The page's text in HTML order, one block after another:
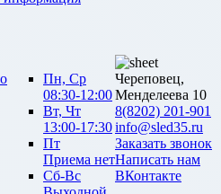
Пн, Ср
08:30-12:00
Вт, Чт
13:00-17:30
Пт
Приема нет
Сб-Вс
Череповец,
Менделеева 10
8(8202) 201-901
info@sled35.ru
Заказать звонок
Написать нам
ВКонтакте